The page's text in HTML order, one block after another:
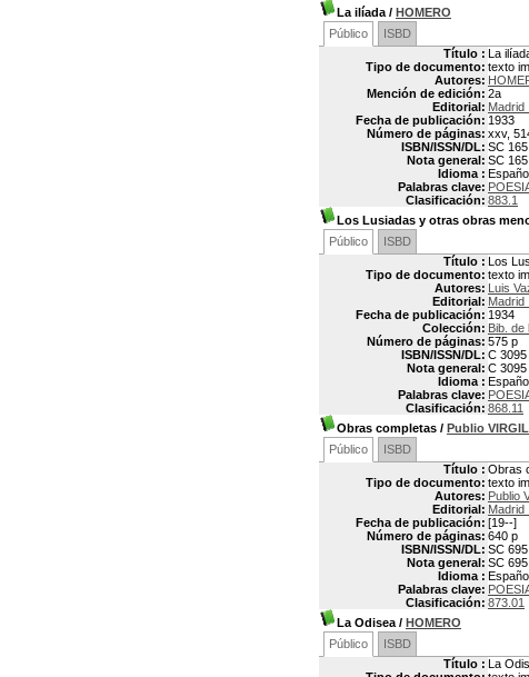
La ilíada / HOMERO
Público
ISBD
Título : La
Tipo de documento: texto
Autores:
Mención de edición: 2a
Editorial: Madrid
Fecha de publicación: 1933
Número de páginas: xxv,
ISBN/ISSN/DL: SC 165
Nota general: SC
Idioma :
Palabras clave:
Clasificación: 883.1
Los Lusiadas y otras obras
Público
ISBD
Título : Los
Tipo de documento: texto
Autores: Luis
Editorial: Madrid
Fecha de publicación: 1934
Colección: Bib. de
Número de páginas: 575 p
ISBN/ISSN/DL: C 3095
Nota general: C
Idioma :
Palabras clave:
Clasificación: 868.11
Obras completas / Publio
Público
ISBD
Título : Obras
Tipo de documento: texto
Autores: Publio
Editorial: Madrid
Fecha de publicación: [19--]
Número de páginas: 640 p
ISBN/ISSN/DL: SC 695
Nota general: SC
Idioma :
Palabras clave:
Clasificación: 873.01
La Odisea / HOMERO
Público
ISBD
Título : La